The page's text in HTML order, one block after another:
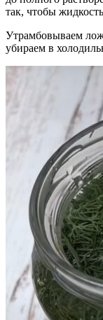
так, чтобы
Утрамбовываем
убираем в